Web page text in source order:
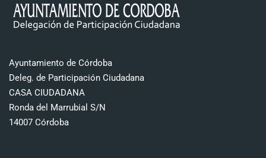
Ayuntamiento de Córdoba
Deleg. de Participación Ciudadana
CASA CIUDADANA
Ronda del Marrubial S/N
14007 Córdoba